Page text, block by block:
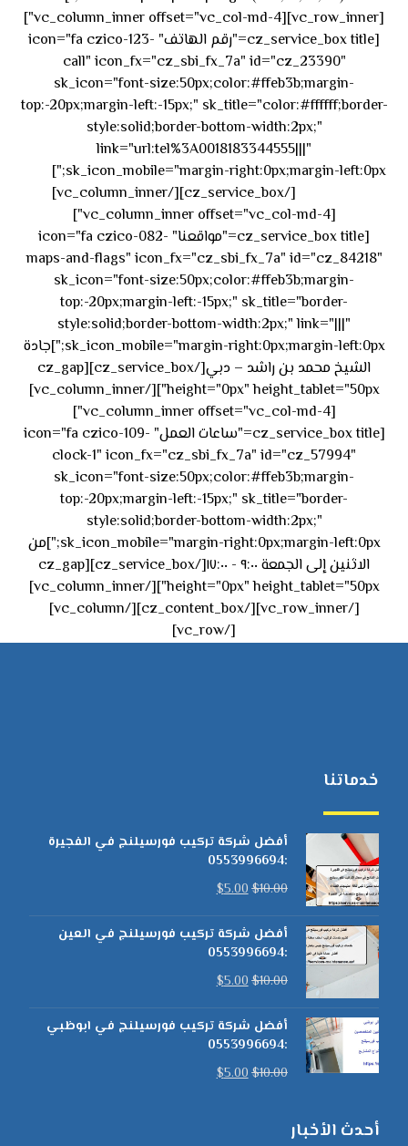
[vc_row_inner][vc_column_inner offset="vc_col-md-4"]
[cz_service_box title="رقم الهاتف" icon="fa czico-123-
call" icon_fx="cz_sbi_fx_7a" id="cz_23390"
sk_icon="font-size:50px;color:#ffeb3b;margin-
top:-20px;margin-left:-15px;" sk_title="color:#ffffff;border-
style:solid;border-bottom-width:2px;"
link="url:tel%3A0018183344555|||"
sk_icon_mobile="margin-right:0px;margin-left:0px;"]
[/cz_service_box][/vc_column_inner]
[vc_column_inner offset="vc_col-md-4"]
[cz_service_box title="مواقعنا" icon="fa czico-082-
maps-and-flags" icon_fx="cz_sbi_fx_7a" id="cz_84218"
sk_icon="font-size:50px;color:#ffeb3b;margin-
top:-20px;margin-left:-15px;" sk_title="border-
style:solid;border-bottom-width:2px;" link="|||"
sk_icon_mobile="margin-right:0px;margin-left:0px;"]جادة
الشيخ محمد بن راشد – دبي[/cz_service_box][cz_gap
height="0px" height_tablet="50px"][/vc_column_inner]
[vc_column_inner offset="vc_col-md-4"]
[cz_service_box title="ساعات العمل" icon="fa czico-109-
clock-1" icon_fx="cz_sbi_fx_7a" id="cz_57994"
sk_icon="font-size:50px;color:#ffeb3b;margin-
top:-20px;margin-left:-15px;" sk_title="border-
style:solid;border-bottom-width:2px;"
sk_icon_mobile="margin-right:0px;margin-left:0px;"]من
الاثنين إلى الجمعة ٩:٠٠ - ١٧:٠٠[/cz_service_box][cz_gap
height="0px" height_tablet="50px"][/vc_column_inner]
[/vc_row_inner][/cz_content_box][/vc_column]
[/vc_row]
خدماتنا
أفضل شركة تركيب فورسيلنج في الفجيرة
:0553996694
$10.00
$5.00
أفضل شركة تركيب فورسيلنج في العين
:0553996694
$10.00
$5.00
أفضل شركة تركيب فورسيلنج في ابوظبي
:0553996694
$10.00
$5.00
أحدث الأخبار